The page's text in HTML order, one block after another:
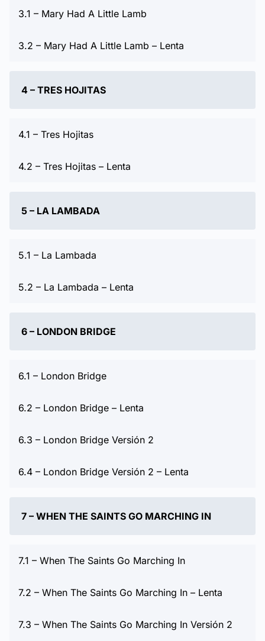
3.1 – Mary Had A Little Lamb
3.2 – Mary Had A Little Lamb – Lenta
4 – TRES HOJITAS
4.1 – Tres Hojitas
4.2 – Tres Hojitas – Lenta
5 – LA LAMBADA
5.1 – La Lambada
5.2 – La Lambada – Lenta
6 – LONDON BRIDGE
6.1 – London Bridge
6.2 – London Bridge – Lenta
6.3 – London Bridge Versión 2
6.4 – London Bridge Versión 2 – Lenta
7 – WHEN THE SAINTS GO MARCHING IN
7.1 – When The Saints Go Marching In
7.2 – When The Saints Go Marching In – Lenta
7.3 – When The Saints Go Marching In Versión 2